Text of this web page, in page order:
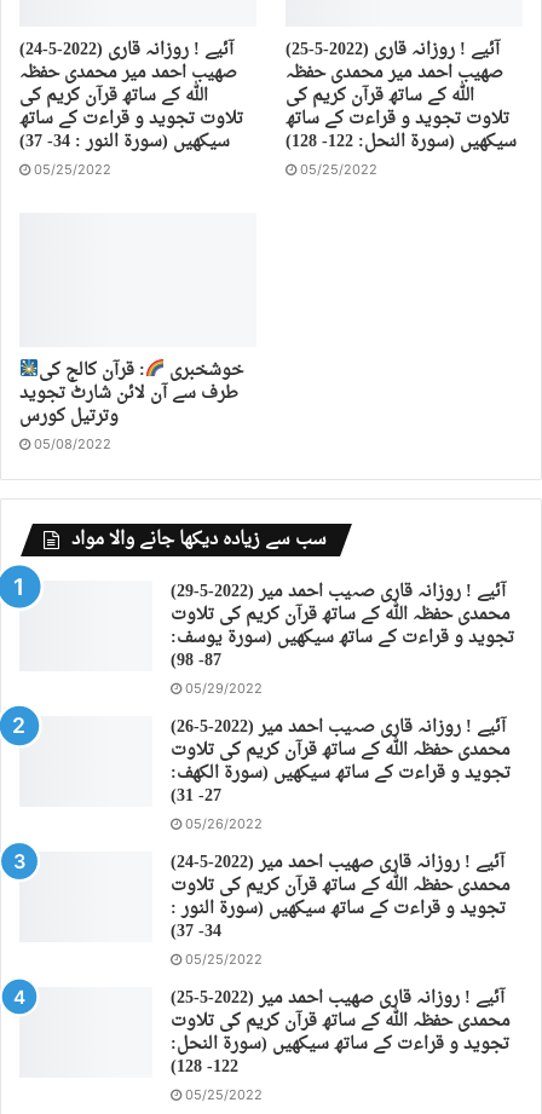
(24-5-2022) آئیے ! روزانہ قاری
صهیب احمد میر محمدی حفظہ
اللہ کے ساتھ قرآن کریم کی
تلاوت تجوید و قراءت کے ساتھ
سیکھیں (سورة النور : 34- 37)
05/25/2022
(25-5-2022) آئیے ! روزانہ قاری
صهیب احمد میر محمدی حفظہ
اللہ کے ساتھ قرآن کریم کی
تلاوت تجوید و قراءت کے ساتھ
سیکھیں (سورة النحل: 122- 128)
05/25/2022
خوشخبری : قرآن کالج کی
طرف سے آن لائن شارٹ تجوید
وترتیل کورس
05/08/2022
سب سے زیادہ دیکھا جانے والا مواد
(29-5-2022) آئیے ! روزانہ قاری صہیب احمد میر
محمدی حفظہ اللہ کے ساتھ قرآن کریم کی تلاوت
تجوید و قراءت کے ساتھ سیکھیں (سورة يوسف:
87- 98)
05/29/2022
(26-5-2022) آئیے ! روزانہ قاری صہیب احمد میر
محمدی حفظہ اللہ کے ساتھ قرآن کریم کی تلاوت
تجوید و قراءت کے ساتھ سیکھیں (سورة الكهف:
27- 31)
05/26/2022
(24-5-2022) آئیے ! روزانہ قاری صهیب احمد میر
محمدی حفظہ اللہ کے ساتھ قرآن کریم کی تلاوت
تجوید و قراءت کے ساتھ سیکھیں (سورة النور :
34- 37)
05/25/2022
(25-5-2022) آئیے ! روزانہ قاری صهیب احمد میر
محمدی حفظہ اللہ کے ساتھ قرآن کریم کی تلاوت
تجوید و قراءت کے ساتھ سیکھیں (سورة النحل:
122- 128)
05/25/2022